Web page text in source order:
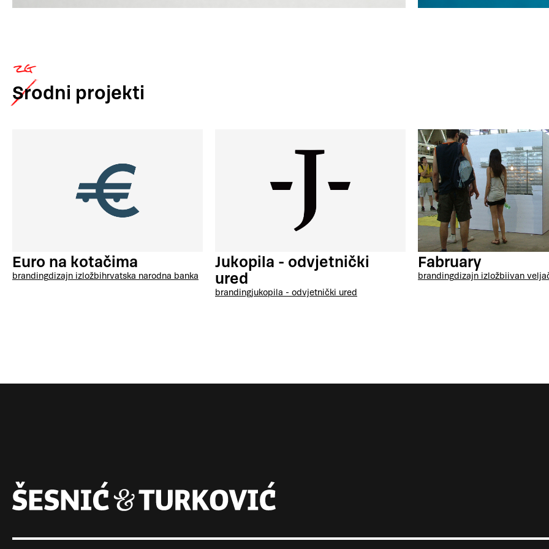
Srodni projekti
Euro na kotačima
brandingdizajn izložbihrvatska narodna banka
Jukopila - odvjetnički
ured
brandingjukopila - odvjetnički ured
Fabruary
brandingdizajn izložbiivan